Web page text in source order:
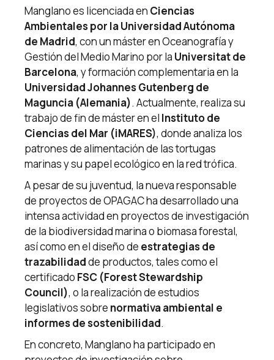
Manglano es licenciada en Ciencias
Ambientales por la Universidad Autónoma
de Madrid, con un máster en Oceanografía y
Gestión del Medio Marino por la Universitat de
Barcelona, y formación complementaria en la
Universidad Johannes Gutenberg de
Maguncia (Alemania). Actualmente, realiza su
trabajo de fin de máster en el Instituto de
Ciencias del Mar (iMARES), donde analiza los
patrones de alimentación de las tortugas
marinas y su papel ecológico en la red trófica.
A pesar de su juventud, la nueva responsable
de proyectos de OPAGAC ha desarrollado una
intensa actividad en proyectos de investigación
de la biodiversidad marina o biomasa forestal,
así como en el diseño de estrategias de
trazabilidadde productos, tales como el
certificado FSC (Forest Stewardship
Council), o la realización de estudios
legislativos sobre normativa ambiental e
informes de sostenibilidad.
En concreto, Manglano ha participado en